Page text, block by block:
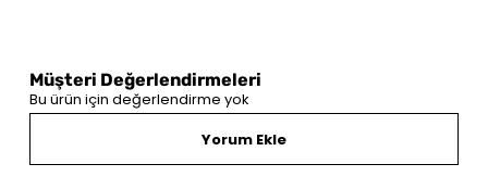
Müşteri Değerlendirmeleri
Bu ürün için değerlendirme yok
Yorum Ekle